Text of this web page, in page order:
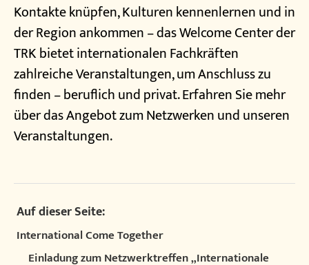
Kontakte knüpfen, Kulturen kennenlernen und in
der Region ankommen – das Welcome Center der
TRK bietet internationalen Fachkräften
zahlreiche Veranstaltungen, um Anschluss zu
finden – beruflich und privat. Erfahren Sie mehr
über das Angebot zum Netzwerken und unseren
Veranstaltungen.
Auf dieser Seite:
International Come Together
Einladung zum Netzwerktreffen „Internationale